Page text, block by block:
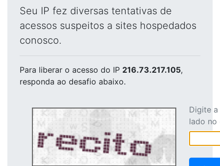
Seu IP fez diversas tentativas de
acessos suspeitos a sites hospedados
conosco.
Para liberar o acesso do IP 216.73.217.105,
responda ao desafio abaixo.
Digite
lado no